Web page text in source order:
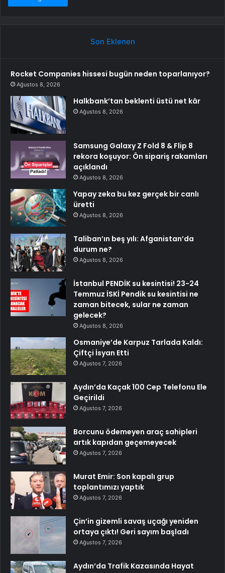
Son Eklenen
Rocket Companies hissesi bugün neden toparlanıyor?
Ağustos 8, 2026
Halkbank’tan beklenti üstü net kâr
Ağustos 8, 2026
Samsung Galaxy Z Fold 8 & Flip 8
rekora koşuyor: Ön sipariş rakamları
açıklandı
Ağustos 8, 2026
Yapay zeka bu kez gerçek bir canlı
üretti
Ağustos 8, 2026
Taliban’ın beş yılı: Afganistan’da
durum ne?
Ağustos 8, 2026
İstanbul PENDİK su kesintisi! 23-24
Temmuz İSKİ Pendik su kesintisi ne
zaman bitecek, sular ne zaman
gelecek?
Ağustos 8, 2026
Osmaniye’de Karpuz Tarlada Kaldı:
Çiftçi İsyan Etti
Ağustos 7, 2026
Aydın’da Kaçak 100 Cep Telefonu Ele
Geçirildi
Ağustos 7, 2026
Borcunu ödemeyen araç sahipleri
artık kapıdan geçemeyecek
Ağustos 7, 2026
Murat Emir: Son kapalı grup
toplantımızı yaptık
Ağustos 7, 2026
Çin’in gizemli savaş uçağı yeniden
ortaya çıktı! Geri sayım başladı
Ağustos 7, 2026
Aydın’da Trafik Kazasında Hayat